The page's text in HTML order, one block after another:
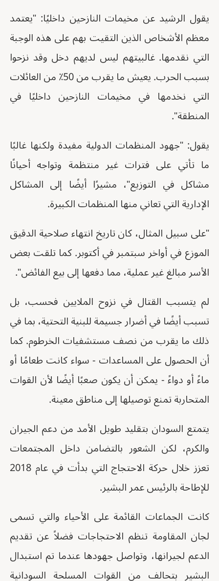
يقول الرشيد عن مخيمات النازحين داخليًا: "يعتمد
معظم الأشخاص الذين التقيت بهم على هذه الوجبة
التي نقدمها. غالبيتهم ليس لديهم دخل وقد نزحوا
بسبب الحرب. يعيش ما يقرب من 50٪ من العائلات
التي نخدمها في مخيمات النازحين داخليًا في
المنطقة".
يقول: "جهود المنظمات الدولية مفيدة ولكنها غالبًا
ما تأتي على فترات غير منتظمة وتواجه أحيانًا
مشاكل في التوزيع"، مشيرًا أيضًا إلى المشاكل
الإدارية التي تعاني منها المنظمات الكبيرة.
"على سبيل المثال، كان تاريخ انتهاء صلاحية الدقيق
الموزع في أواخر سبتمبر في أكتوبر. كما تلقت بعض
الأسر مبالغ غير عملية، مما دفعها إلى بيع الفائض".
لم يتسبب القتال في نزوح الملايين فحسب، بل
تسبب أيضًا في أضرار جسيمة للبنية التحتية، بما في
ذلك ما يقرب من نصف مستشفيات الخرطوم. كما
أن الحصول على المساعدات - سواء كانت طعامًا أو
ماءً أو دواءً - يمكن أن يكون صعبًا أيضًا لأن القوات
المتحاربة تمنع توصيلها إلى مناطق معينة.
يتمتع السودان بتقليد طويل الأمد من دعم الجيران
والكرم، لكن الشعور بالتضامن داخل المجتمعات
تعزز خلال حركة الاحتجاج التي بدأت في عام 2018
للإطاحة بالرئيس عمر البشير.
كانت الجماعات القائمة على الأحياء والتي تسمى
لجان المقاومة تنظم الاحتجاجات فضلاً عن تقديم
الدعم لجيرانها، وتواصل جهودها عندما تم استبدال
البشير بتحالف من القوات المسلحة السودانية